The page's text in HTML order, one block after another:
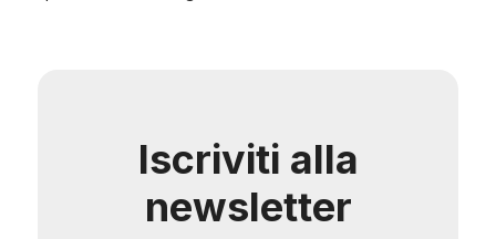
Iscriviti alla
newsletter